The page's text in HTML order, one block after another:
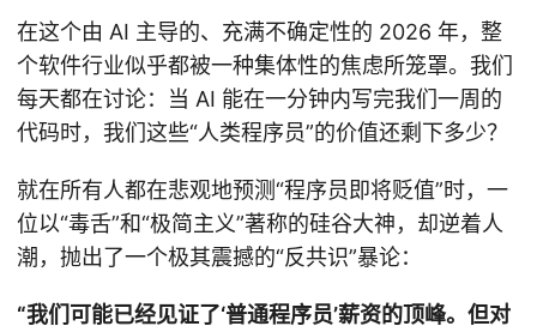
在这个由 AI 主导的、充满不确定性的 2026 年，整
个软件行业似乎都被一种集体性的焦虑所笼罩。我们
每天都在讨论：当 AI 能在一分钟内写完我们一周的
代码时，我们这些“人类程序员”的价值还剩下多少？
就在所有人都在悲观地预测“程序员即将贬值”时，一
位以“毒舌”和“极简主义”著称的硅谷大神，却逆着人
潮，抛出了一个极其震撼的“反共识”暴论：
“我们可能已经见证了‘普通程序员’薪资的顶峰。但对